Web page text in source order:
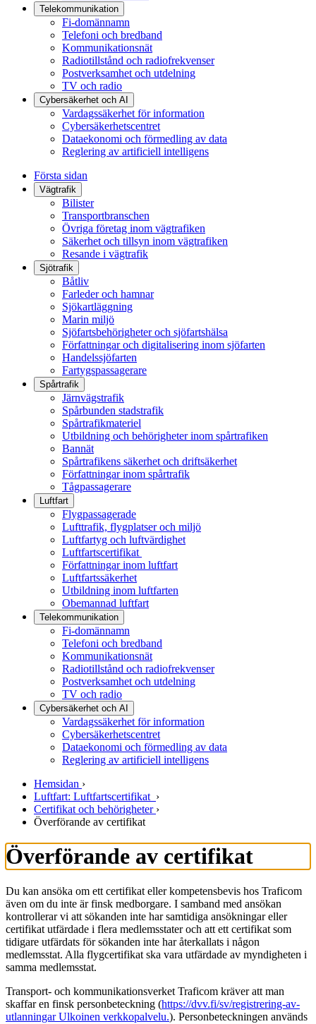
Telekommunikation
Fi-domännamn
Telefoni och bredband
Kommunikationsnät
Radiotillstånd och radiofrekvenser
Postverksamhet och utdelning
TV och radio
Cybersäkerhet och AI
Vardagssäkerhet för information
Cybersäkerhetscentret
Dataekonomi och förmedling av data
Reglering av artificiell intelligens
Första sidan
Vägtrafik
Bilister
Transportbranschen
Övriga företag inom vägtrafiken
Säkerhet och tillsyn inom vägtrafiken
Resande i vägtrafik
Sjötrafik
Båtliv
Farleder och hamnar
Sjökartläggning
Marin miljö
Sjöfartsbehörigheter och sjöfartshälsa
Författningar och digitalisering inom sjöfarten
Handelssjöfarten
Fartygspassagerare
Spårtrafik
Järnvägstrafik
Spårbunden stadstrafik
Spårtrafikmateriel
Utbildning och behörigheter inom spårtrafiken
Bannät
Spårtrafikens säkerhet och driftsäkerhet
Författningar inom spårtrafik
Tågpassagerare
Luftfart
Flygpassagerade
Lufttrafik, flygplatser och miljö
Luftfartyg och luftvärdighet
Luftfartscertifikat
Författningar inom luftfart
Luftfartssäkerhet
Utbildning inom luftfarten
Obemannad luftfart
Telekommunikation
Fi-domännamn
Telefoni och bredband
Kommunikationsnät
Radiotillstånd och radiofrekvenser
Postverksamhet och utdelning
TV och radio
Cybersäkerhet och AI
Vardagssäkerhet för information
Cybersäkerhetscentret
Dataekonomi och förmedling av data
Reglering av artificiell intelligens
Hemsidan ›
Luftfart: Luftfartscertifikat ›
Certifikat och behörigheter ›
Överförande av certifikat
Överförande av certifikat
Du kan ansöka om ett certifikat eller kompetensbevis hos Traficom
även om du inte är finsk medborgare. I samband med ansökan
kontrollerar vi att sökanden inte har samtidiga ansökningar eller
certifikat utfärdade i flera medlemsstater och att ett certifikat som
tidigare utfärdats för sökanden inte har återkallats i någon
medlemsstat. Alla flygcertifikat ska vara utfärdade av myndigheten i
samma medlemsstat.
Transport- och kommunikationsverket Traficom kräver att man
skaffar en finsk personbeteckning (https://dvv.fi/sv/registrering-av-
utlanningar Ulkoinen verkkopalvelu.). Personbeteckningen används